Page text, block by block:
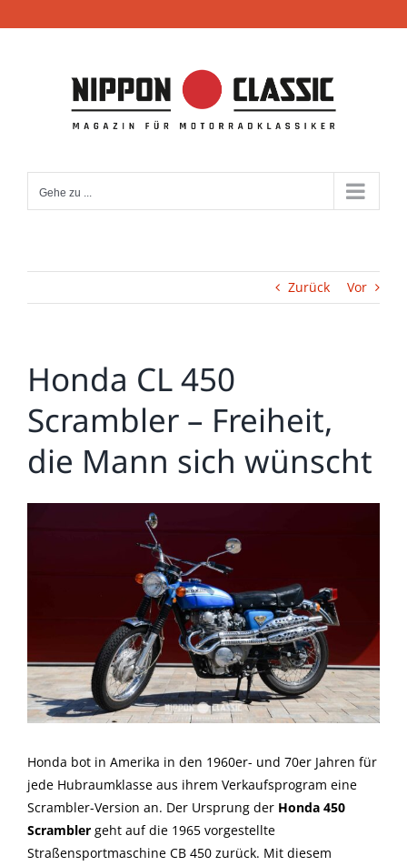
Inhalt
Gehe zu ...
Zurück Vor
Honda CL 450
Scrambler – Freiheit,
die Mann sich wünscht
Honda bot in Amerika in den 1960er- und 70er Jahren für
jede Hubraumklasse aus ihrem Verkaufsprogram eine
Scrambler-Version an. Der Ursprung der Honda 450
Scrambler geht auf die 1965 vorgestellte
Straßensportmaschine CB 450 zurück. Mit diesem